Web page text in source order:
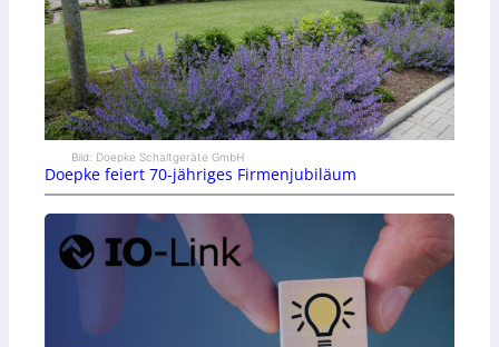
Bild: Doepke Schaltgeräte GmbH
Doepke feiert 70-jähriges Firmenjubiläum